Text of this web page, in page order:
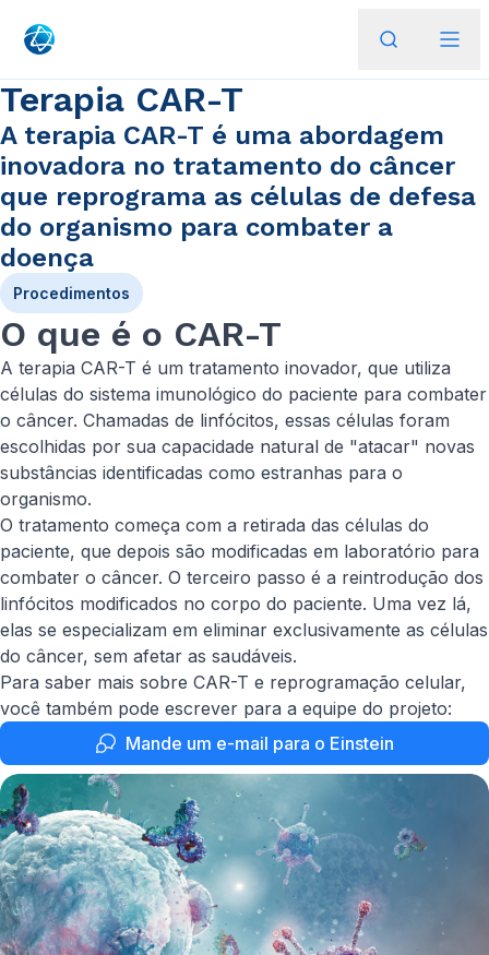
Terapia CAR-T
A terapia CAR-T é uma abordagem
inovadora no tratamento do câncer
que reprograma as células de defesa
do organismo para combater a
doença
Procedimentos
O que é o CAR-T
A terapia CAR-T é um tratamento inovador, que utiliza
células do sistema imunológico do paciente para combater
o câncer. Chamadas de linfócitos, essas células foram
escolhidas por sua capacidade natural de "atacar" novas
substâncias identificadas como estranhas para o
organismo.
O tratamento começa com a retirada das células do
paciente, que depois são modificadas em laboratório para
combater o câncer. O terceiro passo é a reintrodução dos
linfócitos modificados no corpo do paciente. Uma vez lá,
elas se especializam em eliminar exclusivamente as células
do câncer, sem afetar as saudáveis.
Para saber mais sobre CAR-T e reprogramação celular,
você também pode escrever para a equipe do projeto:
Mande um e-mail para o Einstein